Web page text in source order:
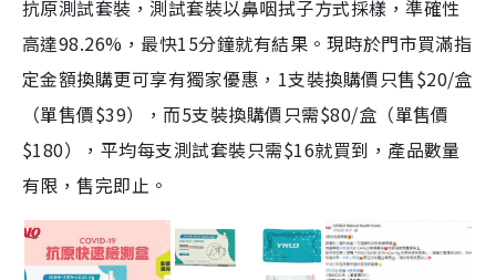
抗原測試套裝，測試套裝以鼻咽拭子方式採樣，準確性
高達98.26%，最快15分鐘就有結果。現時於門市買滿指
定金額換購更可享有獨家優惠，1支裝換購價只售$20/盒
（單售價$39），而5支裝換購價只需$80/盒（單售價
$180），平均每支測試套裝只需$16就買到，產品數量
有限，售完即止。